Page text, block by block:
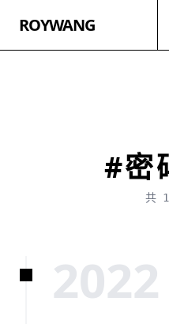
ROYWANG
#密
共 1
2022